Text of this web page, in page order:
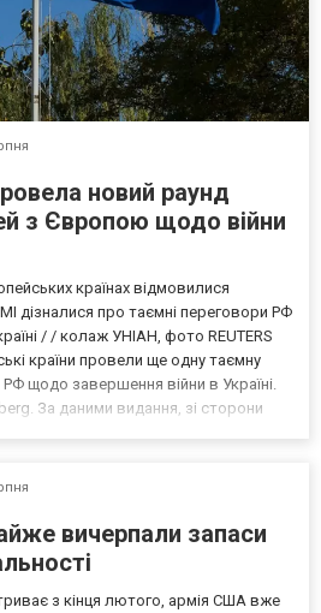
новий раунд
з Європою щодо війни
країнах відмовилися
дізналися про таємні переговори РФ
/ / колаж УНІАН, фото REUTERS
країни провели ще одну таємну
щодо завершення війни в Україні.
За даними видання, зі сторони
вичерпали запаси
з кінця лютого, армія США вже